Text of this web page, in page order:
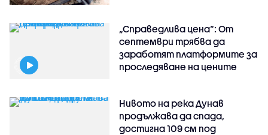
„Справедлива цена“: От
септември трябва да
заработят платформите за
проследяване на цените
Нивото на река Дунав
продължава да спада,
достигна 109 см под